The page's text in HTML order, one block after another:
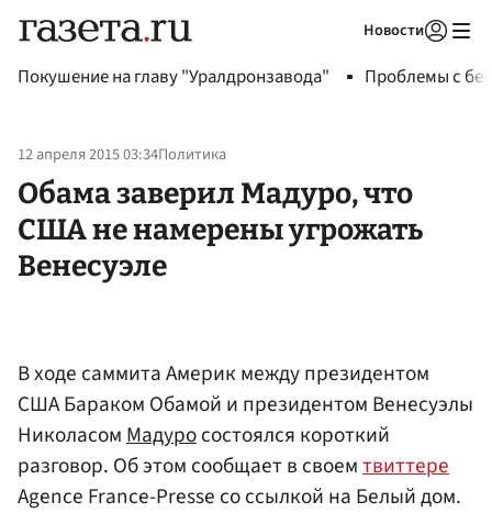
Новости
Покушение на главу "Уралдронзавода" Проблемы с
12 апреля 2015 03:34Политика
Обама заверил Мадуро, что
США не намерены угрожать
Венесуэле
В ходе саммита Америк между президентом
США Бараком Обамой и президентом Венесуэлы
НиколасомМадуросостоялся короткий
разговор. Об этом сообщает в своемтвиттере
Agence France-Presse со ссылкой на Белый дом.